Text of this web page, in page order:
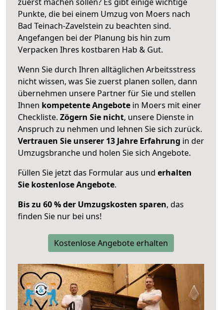
Punkte, die bei einem Umzug von Moers nach
Bad Teinach-Zavelstein zu beachten sind.
Angefangen bei der Planung bis hin zum
Verpacken Ihres kostbaren Hab & Gut.
Wenn Sie durch Ihren alltäglichen Arbeitsstress
nicht wissen, was Sie zuerst planen sollen, dann
übernehmen unsere Partner für Sie und stellen
Ihnen kompetente Angebote in Moers mit einer
Checkliste. Zögern Sie nicht, unsere Dienste in
Anspruch zu nehmen und lehnen Sie sich zurück.
Vertrauen Sie unserer 13 Jahre Erfahrung in der
Umzugsbranche und holen Sie sich Angebote.
Füllen Sie jetzt das Formular aus und erhalten
Sie kostenlose Angebote.
Bis zu 60 % der Umzugskosten sparen, das
finden Sie nur bei uns!
Kostenlose Angebote erhalten